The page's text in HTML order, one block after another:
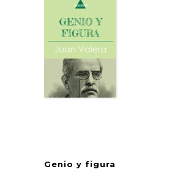
Genio y figura